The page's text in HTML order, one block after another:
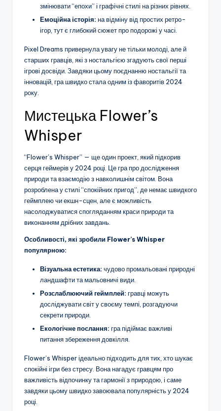
змінювати “епохи” і графічні стилі на різних рівнях.
Емоційна історія: на відміну від простих ретро-
ігор, тут є глибокий сюжет про подорожі у часі.
Pixel Dreams привернула увагу не тільки молоді, але й
старших гравців, які з ностальгією згадують свої перші
ігрові досвіди. Завдяки цьому поєднанню ностальгії та
інновацій, гра швидко стала одним із фаворитів 2024
року.
Мистецька Flower’s
Whisper
“Flower’s Whisper” — ще один проект, який підкорив
серця геймерів у 2024 році. Це гра про дослідження
природи та взаємодію з навколишнім світом. Вона
розроблена у стилі “спокійних пригод”, де немає швидкого
геймплею чи екшн-сцен, але є можливість
насолоджуватися спогляданням краси природи та
виконанням дрібних завдань.
Особливості, які зробили Flower’s Whisper
популярною:
Візуальна естетика: чудово промальовані природні
ландшафти та мальовничі види.
Розслаблюючий геймплей: гравці можуть
досліджувати світ у своєму темпі, розгадуючи
секрети природи.
Екологічне послання: гра підіймає важливі
питання збереження довкілля.
Flower’s Whisper ідеально підходить для тих, хто шукає
спокійні ігри без стресу. Вона нагадує гравцям про
важливість відпочинку та гармонії з природою, і саме
завдяки цьому швидко завоювала популярність у 2024
році.